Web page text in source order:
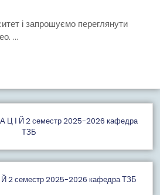
ПРО
...
Ц І Й 2 семестр 2025-2026 кафедра
ТЗБ
Й 2 семестр 2025-2026 кафедра ТЗБ